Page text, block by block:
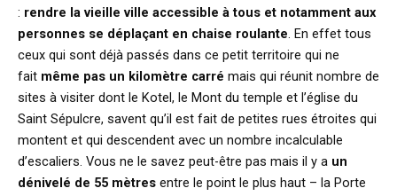
: rendre la vieille ville accessible à tous et notamment aux
personnes se déplaçant en chaise roulante . En effet tous
ceux qui sont déjà passés dans ce petit territoire qui ne
fait même pas un kilomètre carré mais qui réunit nombre de
sites à visiter dont le Kotel, le Mont du temple et l’église du
Saint Sépulcre, savent qu’il est fait de petites rues étroites qui
montent et qui descendent avec un nombre incalculable
d’escaliers. Vous ne le savez peut-être pas mais il y a un
dénivelé de 55 mètres entre le point le plus haut – la Porte